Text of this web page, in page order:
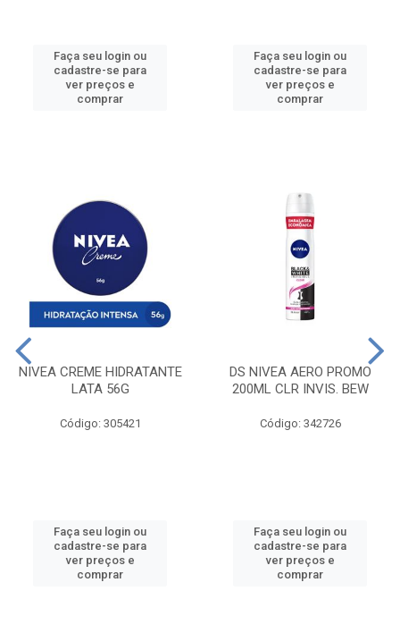
Faça seu login ou
cadastre-se para
ver preços e
comprar
Faça seu login ou
cadastre-se para
ver preços e
comprar
NIVEA CREME HIDRATANTE
LATA 56G
Código: 305421
Faça seu login ou
cadastre-se para
ver preços e
comprar
DS NIVEA AERO PROMO
200ML CLR INVIS. BEW
Código: 342726
Faça seu login ou
cadastre-se para
ver preços e
comprar